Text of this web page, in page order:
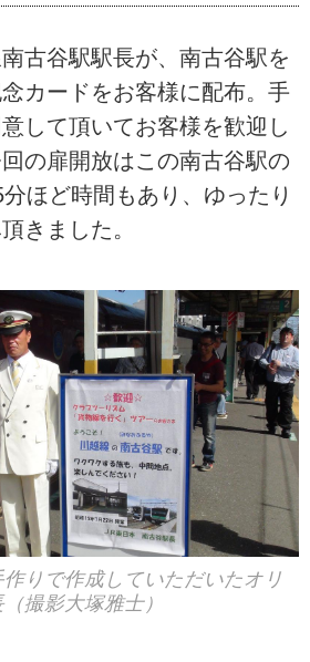
古谷駅駅長が、南古谷駅を
カードをお客様に配布。手
して頂いてお客様を歓迎し
の扉開放はこの南古谷駅の
ほど時間もあり、ゆったり
きました。
りで作成していただいたオリ
撮影大塚雅士）